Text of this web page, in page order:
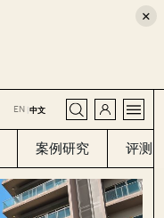
×
EN |中文
案例研究 评测
CLOSE